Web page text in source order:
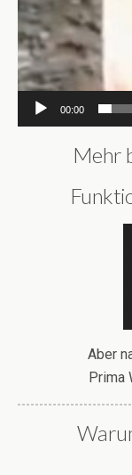
00:00
Mehr
Aber
Prima